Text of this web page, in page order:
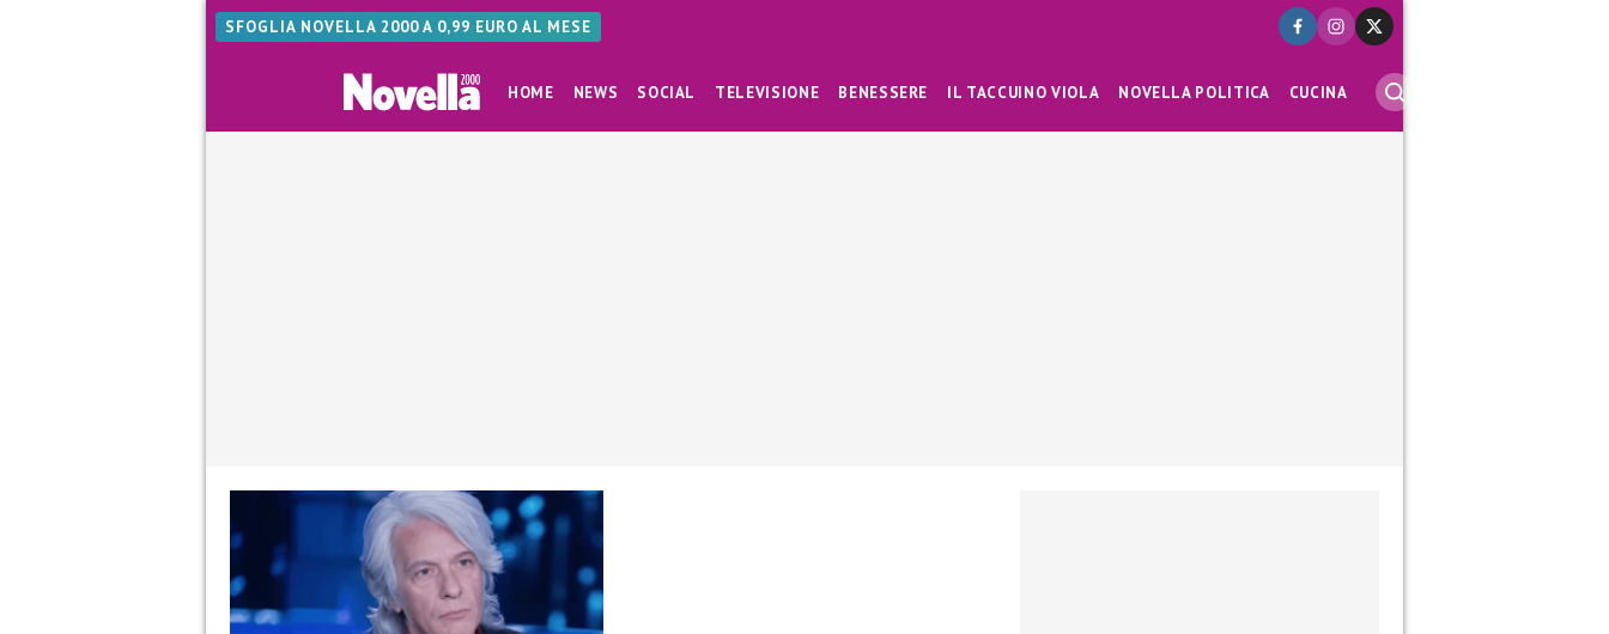
SFOGLIA NOVELLA 2000 A 0,99 EURO AL MESE
HOME NEWS SOCIAL TELEVISIONE BENESSERE IL TACCUINO VIOLA NOVELLA POLITICA CUCINA